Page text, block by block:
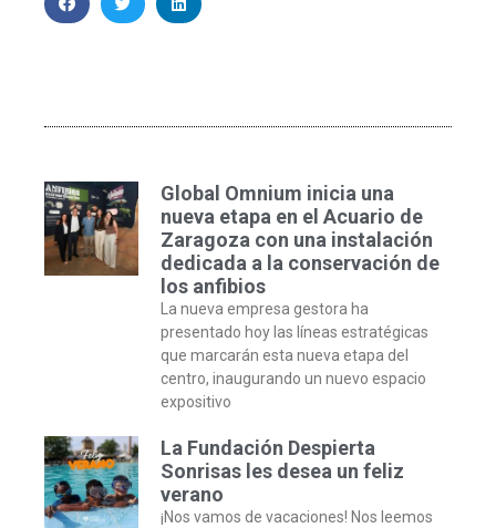
Global Omnium inicia una
nueva etapa en el Acuario de
Zaragoza con una instalación
dedicada a la conservación de
los anfibios
La nueva empresa gestora ha
presentado hoy las líneas estratégicas
que marcarán esta nueva etapa del
centro, inaugurando un nuevo espacio
expositivo
La Fundación Despierta
Sonrisas les desea un feliz
verano
¡Nos vamos de vacaciones! Nos leemos